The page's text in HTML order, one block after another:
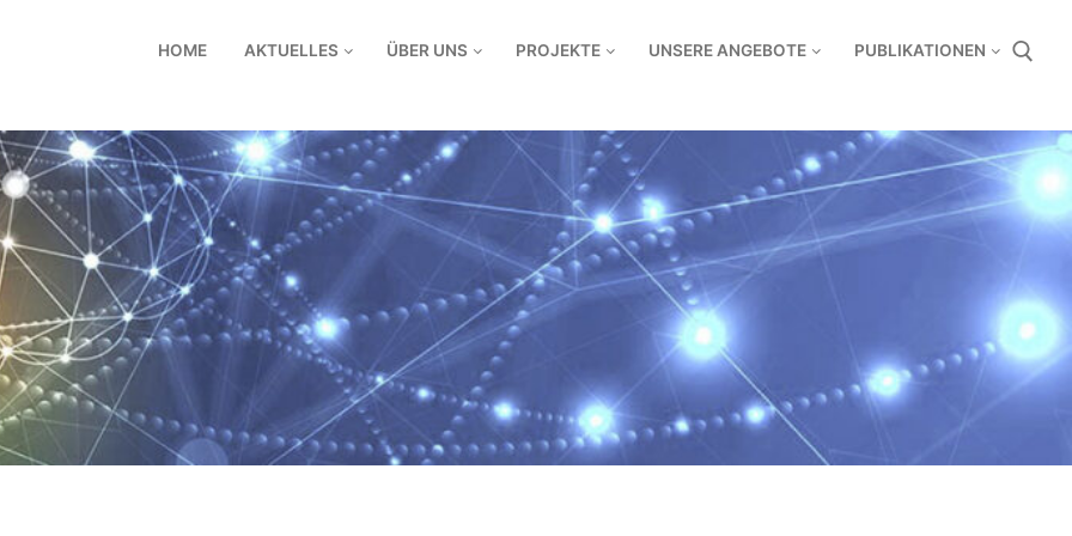
HOME AKTUELLES ÜBER UNS PROJEKTE UNSERE ANGEBOTE PUBLIKATIONEN